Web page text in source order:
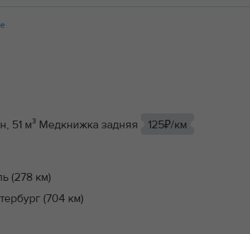
51 м³ Медкнижка задняя
125₽/км
(278 км)
(704 км)